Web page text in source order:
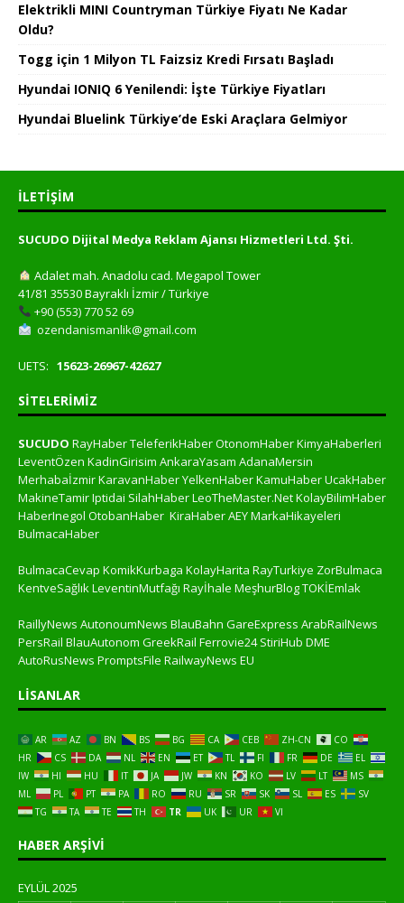
Elektrikli MINI Countryman Türkiye Fiyatı Ne Kadar
Oldu?
Togg için 1 Milyon TL Faizsiz Kredi Fırsatı Başladı
Hyundai IONIQ 6 Yenilendi: İşte Türkiye Fiyatları
Hyundai Bluelink Türkiye’de Eski Araçlara Gelmiyor
İLETIŞIM
SUCUDO Dijital Medya Reklam Ajansı Hizmetleri Ltd. Şti.
Adalet mah. Anadolu cad. Megapol Tower
41/81 35530 Bayraklı İzmir / Türkiye
+90 (553) 770 52 69
ozendanismanlik@gmail.com
UETS: 15623-26967-42627
SITELERIMIZ
SUCUDO RayHaberTeleferikHaberOtonomHaberKimyaHaberleri
LeventÖzen KadinGirisim AnkaraYasam AdanaMersin
MerhabaİzmirKaravanHaberYelkenHaberKamuHaberUcakHaber
MakineTamirIptidai SilahHaberLeoTheMaster.NetKolayBilimHaber
HaberInegol OtobanHaber KiraHaberAEYMarkaHikayeleri
BulmacaHaber
BulmacaCevap KomikKurbaga KolayHarita RayTurkiye ZorBulmaca
KentveSağlıkLeventinMutfağı Rayİhale MeşhurBlogTOKİEmlak
RaillyNews AutonoumNews BlauBahn GareExpress ArabRailNews
PersRail BlauAutonom GreekRail Ferrovie24 StiriHub DME
AutoRusNews PromptsFile RailwayNews EU
LISANLAR
AR AZ BN BS BG CA CEB ZH-CN
CO
HR
CS DA NL EN ET TL FI FR DE
EL
IW
HI HU IT JA JW KN KO LV LT
MS
ML
PL PT PA RO RU SR SK SL ES
SV
TG
TA TE TH TR UK UR VI
HABER ARŞIVI
EYLÜL 2025